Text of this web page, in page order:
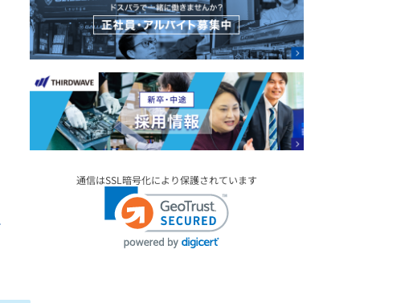
通信はSSL暗号化により保護されています